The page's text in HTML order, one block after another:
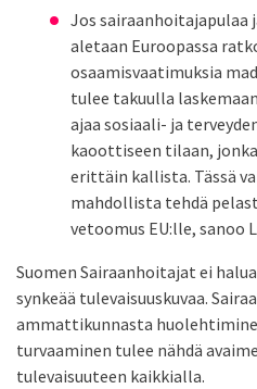
Jos
aletaan Euroopassa
osaamisvaatimuksia
tulee takuulla
ajaa sosiaali- ja
kaoottiseen tilaan,
erittäin kallista. Tässä
mahdollista tehdä
vetoomus EU:lle, sanoo
Suomen Sairaanhoitajat ei
synkeää tulevaisuuskuvaa.
ammattikunnasta
turvaaminen tulee nähdä
tulevaisuuteen kaikkialla.